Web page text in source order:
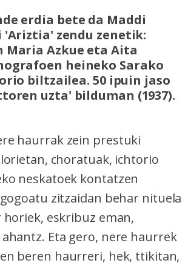
erdia bete da Maddi
zendu zenetik:
Maria Azkue eta Aita
heineko Sarako
biltzailea. 50 ipuin jaso
uzta' bilduman (1937).
haurrak zein prestuki
choratuak, ichtorio
neskatoek kontatzen
zitzaidan behar nituela
eskribuz eman,
Eta gero, nere haurrek
beren haurreri, hek, ttikitan,